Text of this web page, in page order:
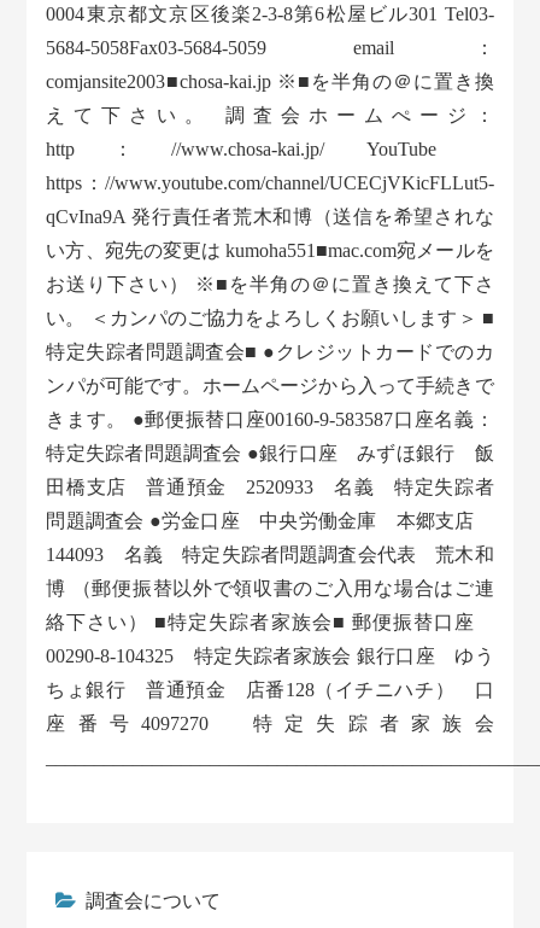
0004東京都文京区後楽2-3-8第6松屋ビル301 Tel03-
5684-5058Fax03-5684-5059 email：
comjansite2003■chosa-kai.jp ※■を半角の＠に置き換
えて下さい。 調査会ホームぺージ：
http：//www.chosa-kai.jp/ YouTube
https：//www.youtube.com/channel/UCECjVKicFLLut5-
qCvIna9A 発行責任者荒木和博（送信を希望されな
い方、宛先の変更は kumoha551■mac.com宛メールを
お送り下さい） ※■を半角の＠に置き換えて下さ
い。 ＜カンパのご協力をよろしくお願いします＞ ■
特定失踪者問題調査会■ ●クレジットカードでのカ
ンパが可能です。ホームページから入って手続きで
きます。 ●郵便振替口座00160-9-583587口座名義：
特定失踪者問題調査会 ●銀行口座 みずほ銀行 飯
田橋支店 普通預金 2520933 名義 特定失踪者
問題調査会 ●労金口座 中央労働金庫 本郷支店
144093 名義 特定失踪者問題調査会代表 荒木和
博 （郵便振替以外で領収書のご入用な場合はご連
絡下さい） ■特定失踪者家族会■ 郵便振替口座
00290-8-104325 特定失踪者家族会 銀行口座 ゆう
ちょ銀行 普通預金 店番128（イチニハチ） 口
座番号4097270 特定失踪者家族会
調査会について